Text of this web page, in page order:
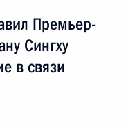
Премьер-
Сингху
в связи